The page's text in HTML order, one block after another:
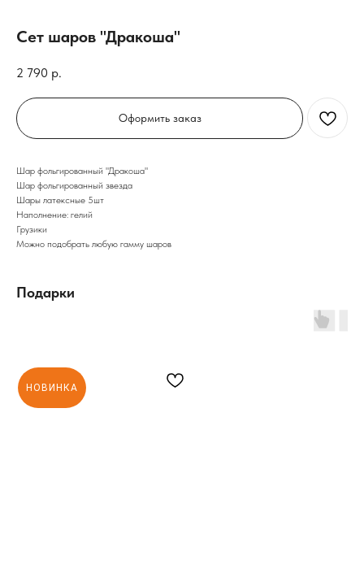
Сет шаров "Дракоша"
2 790 р.
Оформить заказ
Шар фольгированный "Дракоша"
Шар фольгированный звезда
Шары латексные 5шт
Наполнение: гелий
Грузики
Можно подобрать любую гамму шаров
Подарки
НОВИНКА